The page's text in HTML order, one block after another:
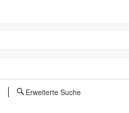
Erweiterte Suche